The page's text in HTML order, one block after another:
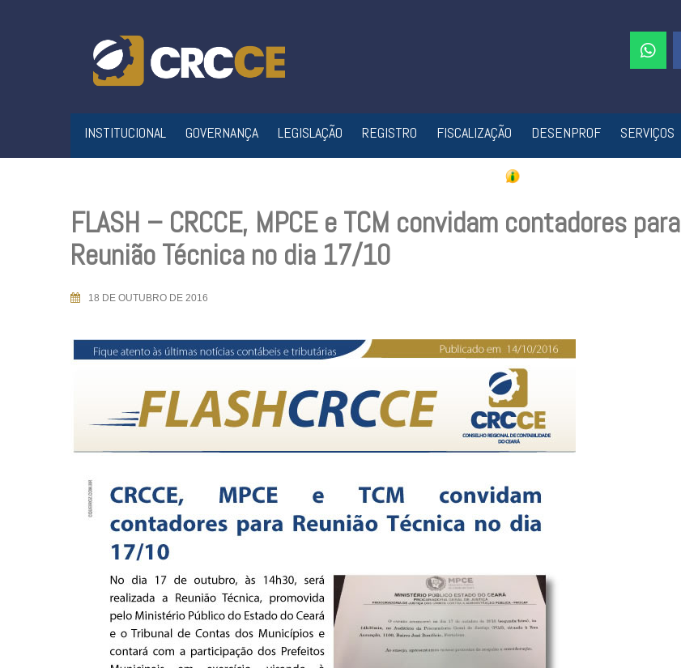
INSTITUCIONAL GOVERNANÇA LEGISLAÇÃO REGISTRO FISCALIZAÇÃO DESENPROF SERVIÇOS
FLASH – CRCCE, MPCE e TCM convidam contadores para
Reunião Técnica no dia 17/10
18 DE OUTUBRO DE 2016